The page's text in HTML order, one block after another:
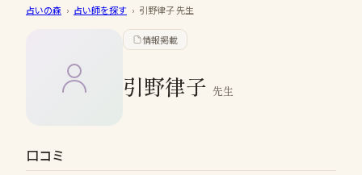
占いの森 › 占い師を探す › 引野律子先生
情報掲載
引野律子 先生
口コミ